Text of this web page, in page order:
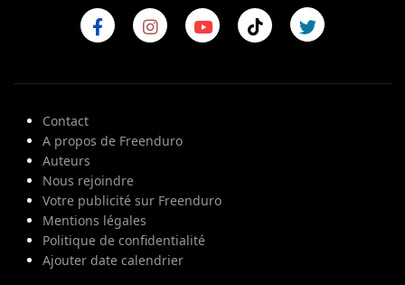
Contact
A propos de Freenduro
Auteurs
Nous rejoindre
Votre publicité sur Freenduro
Mentions légales
Politique de confidentialité
Ajouter date calendrier